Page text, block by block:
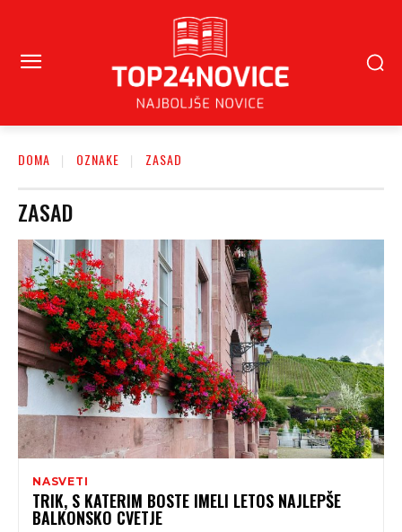
DOMA OZNAKE ZASAD
ZASAD
NASVETI
TRIK, S KATERIM BOSTE IMELI LETOS NAJLEPŠE
BALKONSKO CVETJE